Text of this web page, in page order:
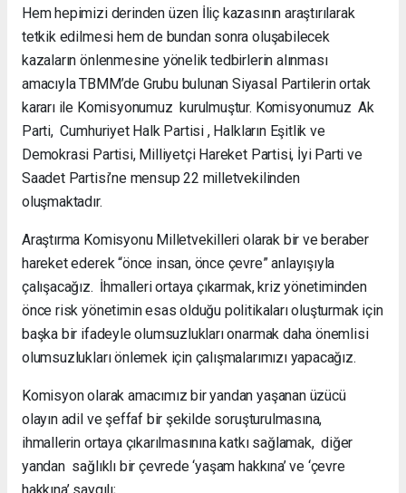
Hem hepimizi derinden üzen İliç kazasının araştırılarak
tetkik edilmesi hem de bundan sonra oluşabilecek
kazaların önlenmesine yönelik tedbirlerin alınması
amacıyla TBMM’de Grubu bulunan Siyasal Partilerin ortak
kararı ile Komisyonumuz kurulmuştur. Komisyonumuz Ak
Parti, Cumhuriyet Halk Partisi , Halkların Eşitlik ve
Demokrasi Partisi, Milliyetçi Hareket Partisi, İyi Parti ve
Saadet Partisi’ne mensup 22 milletvekilinden
oluşmaktadır.
Araştırma Komisyonu Milletvekilleri olarak bir ve beraber
hareket ederek “önce insan, önce çevre” anlayışıyla
çalışacağız. İhmalleri ortaya çıkarmak, kriz yönetiminden
önce risk yönetimin esas olduğu politikaları oluşturmak için
başka bir ifadeyle olumsuzlukları onarmak daha önemlisi
olumsuzlukları önlemek için çalışmalarımızı yapacağız.
Komisyon olarak amacımız bir yandan yaşanan üzücü
olayın adil ve şeffaf bir şekilde soruşturulmasına,
ihmallerin ortaya çıkarılmasınına katkı sağlamak, diğer
yandan sağlıklı bir çevrede ‘yaşam hakkına’ ve ‘çevre